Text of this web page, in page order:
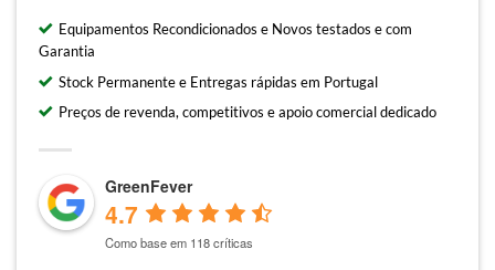
Equipamentos Recondicionados e Novos testados e com
Garantia
Stock Permanente e Entregas rápidas em Portugal
Preços de revenda, competitivos e apoio comercial dedicado
GreenFever
4.7
Como base em 118 críticas